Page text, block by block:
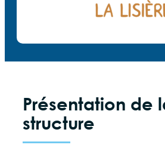
Présentation de
structure